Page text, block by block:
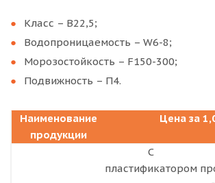
Класс – В22,5;
Водопроницаемость – W6-8;
Морозостойкость – F150-300;
Подвижность – П4.
Наименование
продукции
Цена за
С
пластификатором